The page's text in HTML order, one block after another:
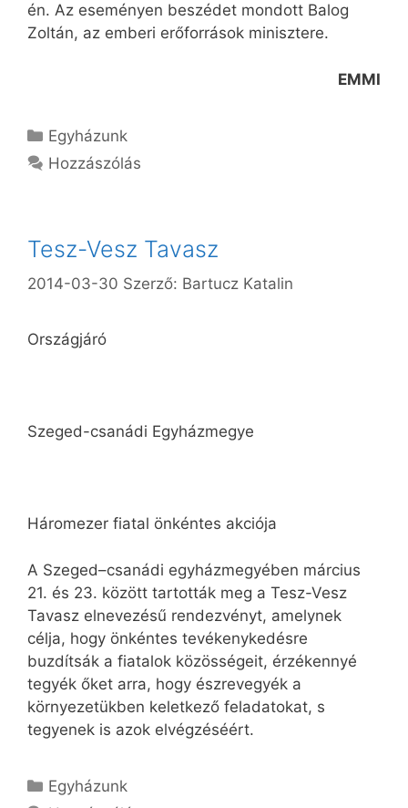
én. Az eseményen beszédet mondott Balog
Zoltán, az emberi erőforrások minisztere.
EMMI
Kategória
Egyházunk
Hozzászólás
Tesz-Vesz Tavasz
2014-03-30 Szerző: Bartucz Katalin
Országjáró
Szeged-csanádi Egyházmegye
Háromezer fiatal önkéntes akciója
A Szeged–csanádi egyházmegyében március
21. és 23. között tartották meg a Tesz-Vesz
Tavasz elnevezésű rendezvényt, amelynek
célja, hogy önkéntes tevékenykedésre
buzdítsák a fiatalok közösségeit, érzékennyé
tegyék őket arra, hogy észrevegyék a
környezetükben keletkező feladatokat, s
tegyenek is azok elvégzéséért.
Kategória
Egyházunk